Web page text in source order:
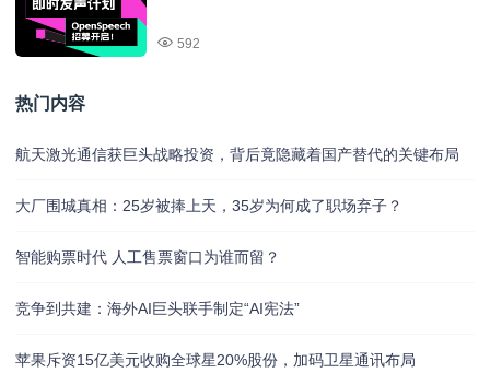
592
热门内容
航天激光通信获巨头战略投资，背后竟隐藏着国产替代的关键布局
大厂围城真相：25岁被捧上天，35岁为何成了职场弃子？
智能购票时代 人工售票窗口为谁而留？
竞争到共建：海外AI巨头联手制定“AI宪法”
苹果斥资15亿美元收购全球星20%股份，加码卫星通讯布局